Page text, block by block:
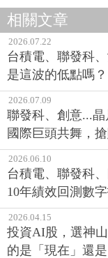
相關文章
2026.07.22
台積電、聯發科
是這波的低點嗎？
2026.07.09
聯發科、創意...
國際巨頭共舞，
2026.06.10
台積電、聯發科
10年績效回測數
2026.04.15
投資AI股，選神
的是「現在」還是